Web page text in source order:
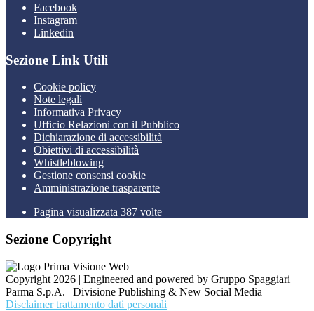
Facebook
Instagram
Linkedin
Sezione Link Utili
Cookie policy
Note legali
Informativa Privacy
Ufficio Relazioni con il Pubblico
Dichiarazione di accessibilità
Obiettivi di accessibilità
Whistleblowing
Gestione consensi cookie
Amministrazione trasparente
Pagina visualizzata 387 volte
Sezione Copyright
Copyright 2026 | Engineered and powered by Gruppo Spaggiari
Parma S.p.A. | Divisione Publishing & New Social Media
Disclaimer trattamento dati personali